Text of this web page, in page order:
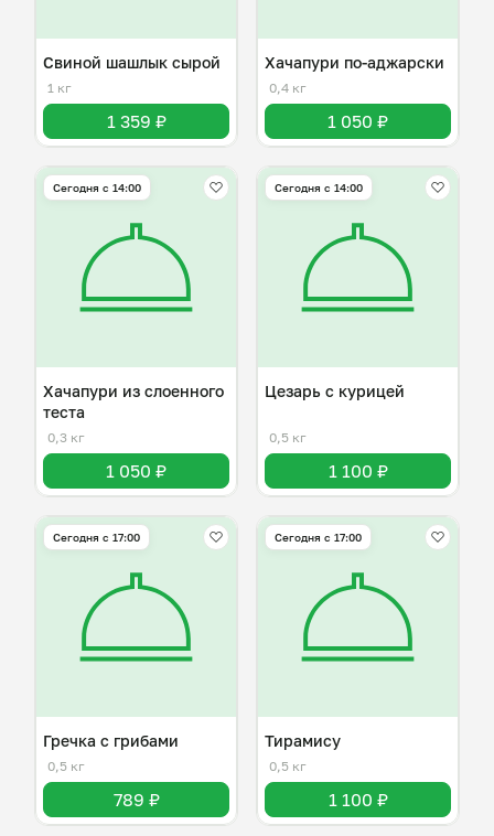
Свиной шашлык сырой
1 кг
1 359 ₽
Хачапури по-аджарски
0,4 кг
1 050 ₽
Сегодня с 14:00
Хачапури из слоенного
теста
0,3 кг
1 050 ₽
Сегодня с 14:00
Цезарь с курицей
0,5 кг
1 100 ₽
Сегодня с 17:00
Гречка с грибами
0,5 кг
789 ₽
Сегодня с 17:00
Тирамису
0,5 кг
1 100 ₽